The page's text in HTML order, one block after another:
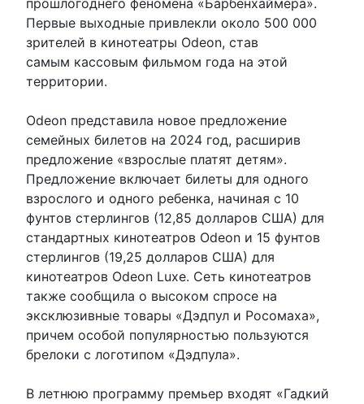
прошлогоднего феномена «Барбенхаймера».
Первые выходные привлекли около 500 000
зрителей в кинотеатры Odeon, став
самым кассовым фильмом года на этой
территории.
Odeon представила новое предложение
семейных билетов на 2024 год, расширив
предложение «взрослые платят детям».
Предложение включает билеты для одного
взрослого и одного ребенка, начиная с 10
фунтов стерлингов (12,85 долларов США) для
стандартных кинотеатров Odeon и 15 фунтов
стерлингов (19,25 долларов США) для
кинотеатров Odeon Luxe. Сеть кинотеатров
также сообщила о высоком спросе на
эксклюзивные товары «Дэдпул и Росомаха»,
причем особой популярностью пользуются
брелоки с логотипом «Дэдпула».
В летнюю программу премьер входят «Гадкий